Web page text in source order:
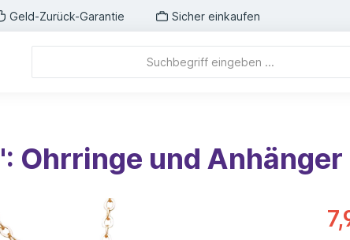
Geld-Zurück-Garantie Sicher einkaufen
Ohrringe und Anhänger